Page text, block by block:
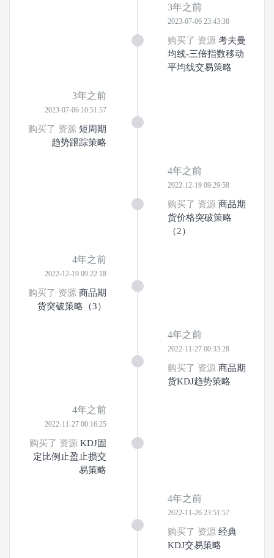
3年之前
2023-07-06 23:43:38
购买了 资源 考夫曼
均线-三倍指数移动
平均线交易策略
3年之前
2023-07-06 10:51:57
购买了 资源 短周期
趋势跟踪策略
4年之前
2022-12-19 09:29:58
购买了 资源 商品期
货价格突破策略
（2）
4年之前
2022-12-19 09:22:18
购买了 资源 商品期
货突破策略（3）
4年之前
2022-11-27 00:33:28
购买了 资源 商品期
货KDJ趋势策略
4年之前
2022-11-27 00:16:25
购买了 资源 KDJ固
定比例止盈止损交
易策略
4年之前
2022-11-26 23:51:57
购买了 资源 经典
KDJ交易策略